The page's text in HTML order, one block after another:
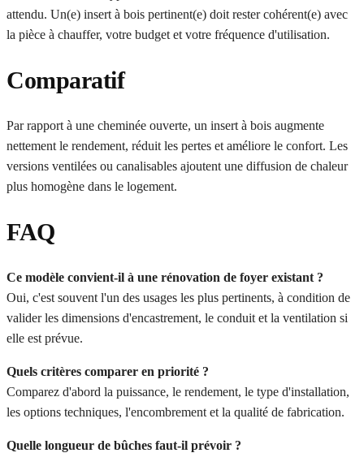
attendu. Un(e) insert à bois pertinent(e) doit rester cohérent(e) avec
la pièce à chauffer, votre budget et votre fréquence d'utilisation.
Comparatif
Par rapport à une cheminée ouverte, un insert à bois augmente
nettement le rendement, réduit les pertes et améliore le confort. Les
versions ventilées ou canalisables ajoutent une diffusion de chaleur
plus homogène dans le logement.
FAQ
Ce modèle convient-il à une rénovation de foyer existant ?
Oui, c'est souvent l'un des usages les plus pertinents, à condition de
valider les dimensions d'encastrement, le conduit et la ventilation si
elle est prévue.
Quels critères comparer en priorité ?
Comparez d'abord la puissance, le rendement, le type d'installation,
les options techniques, l'encombrement et la qualité de fabrication.
Quelle longueur de bûches faut-il prévoir ?